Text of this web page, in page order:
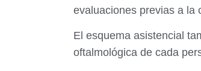
evaluaciones previas a la
El esquema asistencial
oftalmológica de cada